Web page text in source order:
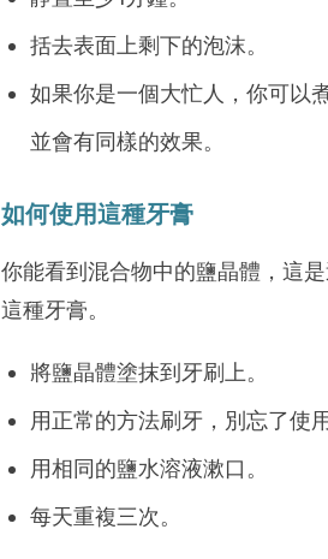
括去表面上剩下的泡沫。
如果你是一個大忙人，你可以
並會有同樣的效果。
如何使用這種牙膏
你能看到混合物中的鹽晶體，這
這種牙膏。
將鹽晶體塗抹到牙刷上。
用正常的方法刷牙，別忘了使
用相同的鹽水溶液漱口。
每天重複三次。